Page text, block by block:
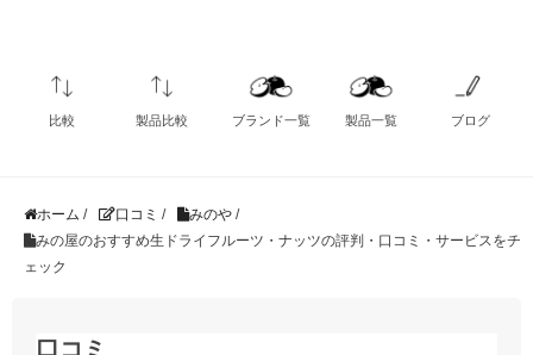
比較 製品比較 ブランド一覧 製品一覧 ブログ
ホーム / 口コミ / みのや /
みの屋のおすすめ生ドライフルーツ・ナッツの評判・口コミ・サービスをチ
ェック
口コミ